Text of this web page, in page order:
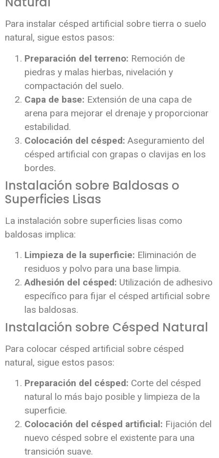
Para instalar césped artificial sobre tierra o suelo
natural, sigue estos pasos:
Preparación del terreno: Remoción de
piedras y malas hierbas, nivelación y
compactación del suelo.
Capa de base: Extensión de una capa de
arena para mejorar el drenaje y proporcionar
estabilidad.
Colocación del césped: Aseguramiento del
césped artificial con grapas o clavijas en los
bordes.
Instalación sobre Baldosas o
Superficies Lisas
La instalación sobre superficies lisas como
baldosas implica:
Limpieza de la superficie: Eliminación de
residuos y polvo para una base limpia.
Adhesión del césped: Utilización de adhesivo
específico para fijar el césped artificial sobre
las baldosas.
Instalación sobre Césped Natural
Para colocar césped artificial sobre césped
natural, sigue estos pasos:
Preparación del césped: Corte del césped
natural lo más bajo posible y limpieza de la
superficie.
Colocación del césped artificial: Fijación del
nuevo césped sobre el existente para una
transición suave.